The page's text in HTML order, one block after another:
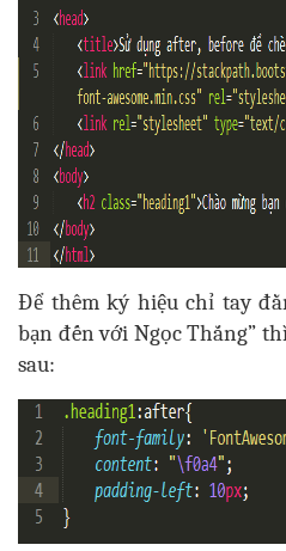
Để thêm ký hiệu chỉ tay
bạn đến với Ngọc Thắng”
sau: